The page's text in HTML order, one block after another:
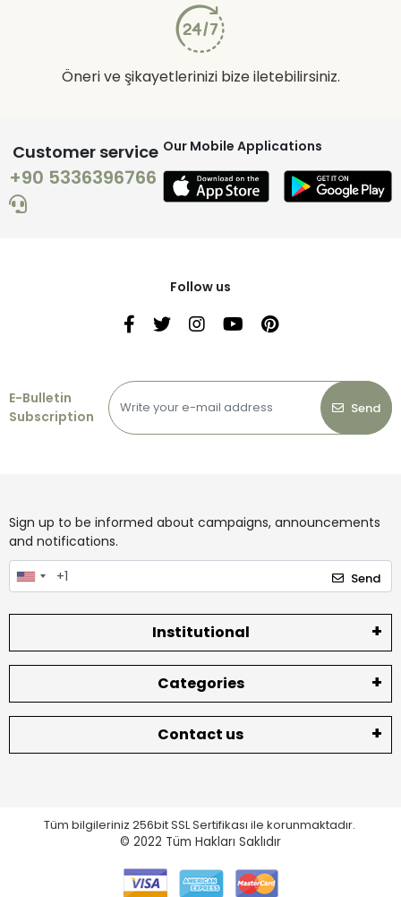
Öneri ve şikayetlerinizi bize iletebilirsiniz.
Customer service
+90 5336396766
Our Mobile Applications
Follow us
E-Bulletin
Subscription
Send
Sign up to be informed about campaigns, announcements
and notifications.
Send
Institutional
Categories
Contact us
Tüm bilgileriniz 256bit SSL Sertifikası ile korunmaktadır.
© 2022 Tüm Hakları Saklıdır